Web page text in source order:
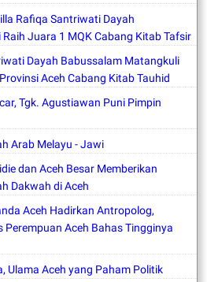
Rafiqa Santriwati Dayah
Juara 1 MQK Cabang Kitab Tafsir
Dayah Babussalam Matangkuli
Aceh Cabang Kitab Tauhid
Tgk. Agustiawan Puni Pimpin
Arab Melayu - Jawi
dan Aceh Besar Memberikan
Dakwah di Aceh
Aceh Hadirkan Antropolog,
Perempuan Aceh Bahas Tingginya
Ulama Aceh yang Paham Politik